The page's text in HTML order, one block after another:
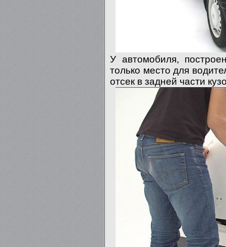
У автомобиля,
только место для
отсек в задней части